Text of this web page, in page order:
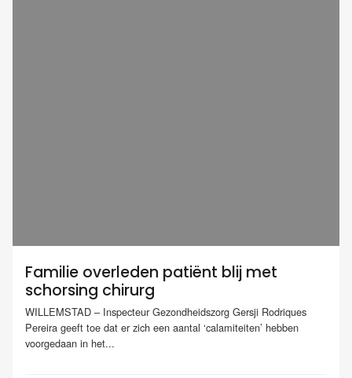
Familie overleden patiënt blij met
schorsing chirurg
WILLEMSTAD – Inspecteur Gezondheidszorg Gersji Rodriques
Pereira geeft toe dat er zich een aantal ‘calamiteiten’ hebben
voorgedaan in het...